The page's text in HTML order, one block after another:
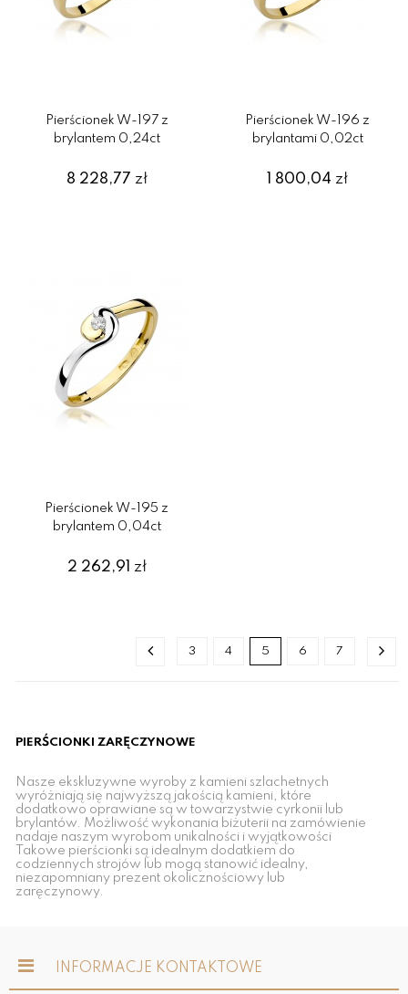
Pierścionek W-197 z
brylantem 0,24ct
8 228,77 zł
Pierścionek W-196 z
brylantami 0,02ct
1 800,04zł
Pierścionek W-195 z
brylantem 0,04ct
2 262,91 zł
3 4 5 6 7
PIERŚCIONKI ZARĘCZYNOWE
Nasze ekskluzywne wyroby z kamieni szlachetnych
wyróżniają się najwyższą jakością kamieni, które
dodatkowo oprawiane są w towarzystwie cyrkonii lub
brylantów. Możliwość wykonania biżuterii na zamówienie
nadaje naszym wyrobom unikalności i wyjątkowości
Takowe pierścionki są idealnym dodatkiem do
codziennych strojów lub mogą stanowić idealny,
niezapomniany prezent okolicznościowy lub
zaręczynowy.
INFORMACJE KONTAKTOWE